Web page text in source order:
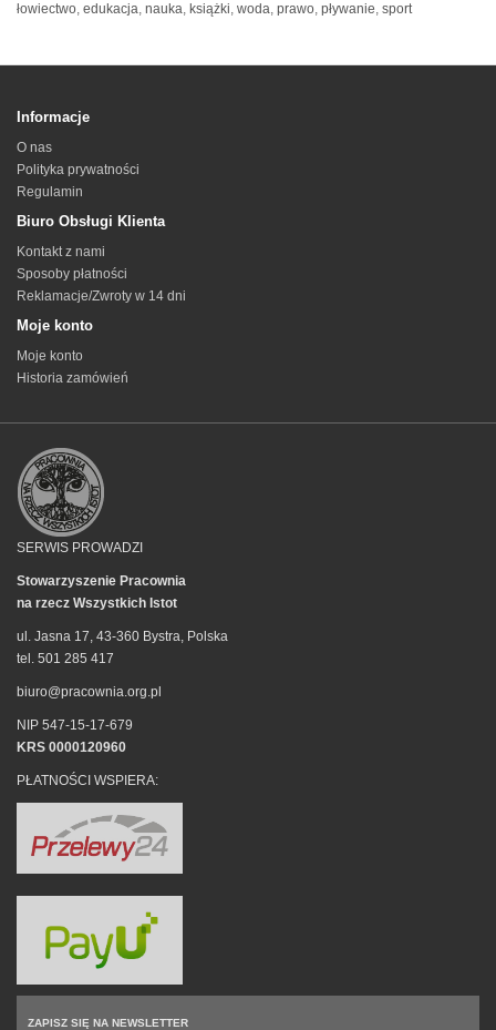
łowiectwo, edukacja, nauka, książki, woda, prawo, pływanie, sport
Informacje
O nas
Polityka prywatności
Regulamin
Biuro Obsługi Klienta
Kontakt z nami
Sposoby płatności
Reklamacje/Zwroty w 14 dni
Moje konto
Moje konto
Historia zamówień
SERWIS PROWADZI
Stowarzyszenie Pracownia
na rzecz Wszystkich Istot
ul. Jasna 17, 43-360 Bystra, Polska
tel. 501 285 417
biuro@pracownia.org.pl
NIP 547-15-17-679
KRS 0000120960
PŁATNOŚCI WSPIERA:
ZAPISZ SIĘ NA NEWSLETTER